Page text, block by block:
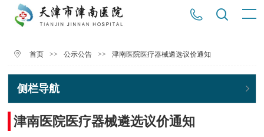
首页 >> 公示公告 >> 津南医院医疗器械遴选议价通知
侧栏导航
津南医院医疗器械遴选议价通知